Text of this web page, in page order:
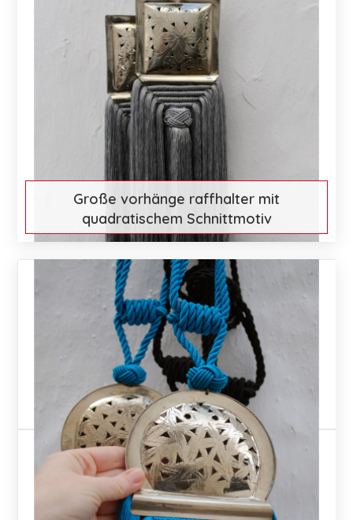
Große vorhänge raffhalter mit
quadratischem Schnittmotiv
€ 130 Mehr entdecken